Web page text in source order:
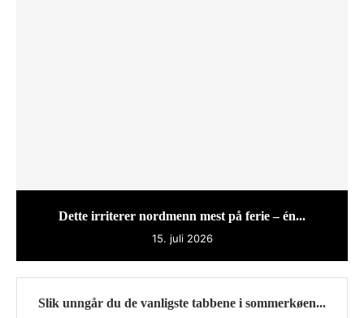
Dette irriterer nordmenn mest på ferie – én...
15. juli 2026
Slik unngår du de vanligste tabbene i sommerkøen...